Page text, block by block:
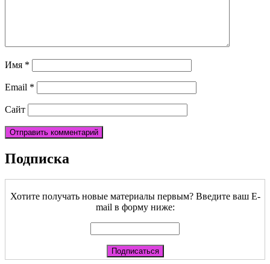
Имя *
Email *
Сайт
Подписка
Хотите получать новые материалы первым? Введите ваш E-
mail в форму ниже: